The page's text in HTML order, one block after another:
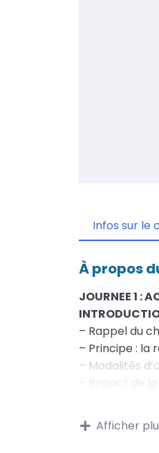
Infos sur le
À propos
JOURNEE 1 :
– Rappel du
– Principe : la
– Modalités
– Impact de
– Le bail
1 –
Afficher